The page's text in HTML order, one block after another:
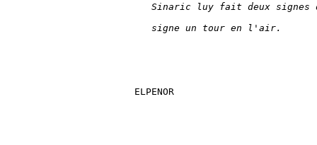
Sinaric luy fait deux signes
signe un tour en l'air.
ELPENOR